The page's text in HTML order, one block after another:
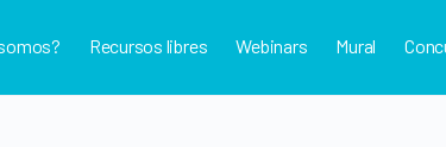
Recursos libres Webinars Mural